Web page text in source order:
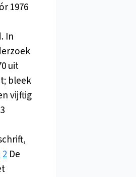
1976
In
uit
bleek
vijftig
2 De